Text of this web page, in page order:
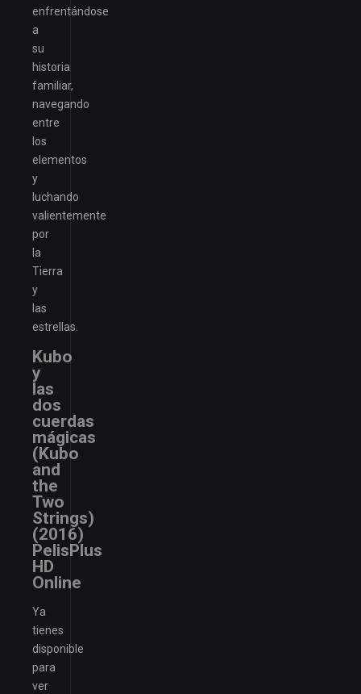
enfrentándose
a
su
historia
familiar,
navegando
entre
los
elementos
y
luchando
valientemente
por
la
Tierra
y
las
estrellas.
Kubo
y
las
dos
cuerdas
mágicas
(Kubo
and
the
Two
Strings)
(2016)
PelisPlus
HD
Online
Ya
tienes
disponible
para
ver